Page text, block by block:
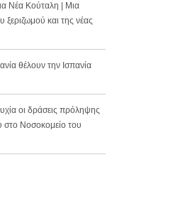
Νέα Κούταλη | Μια
και της νέας
θέλουν την Ισπανία
οι δράσεις πρόληψης
Νοσοκομείο του